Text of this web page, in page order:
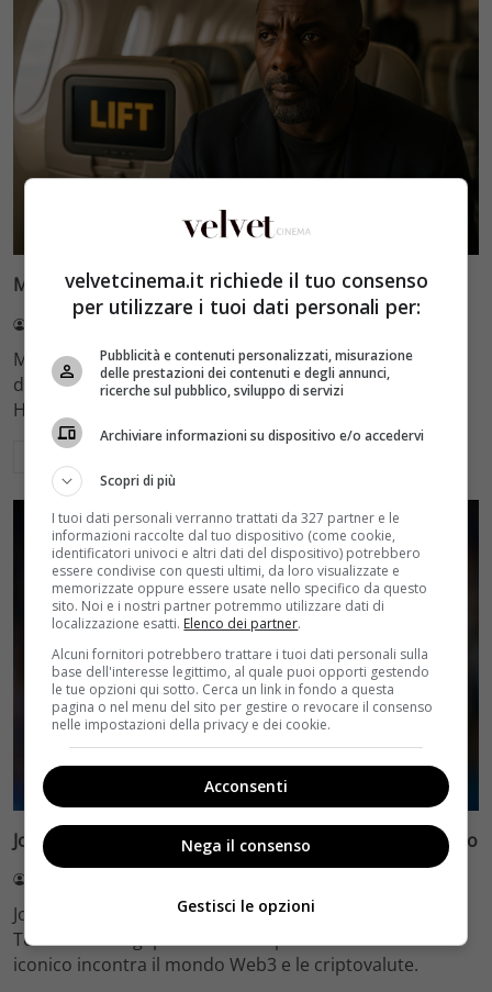
Martina Avogadri parla di Lift: l’intervista esclusiva
Redazione Velvet
Martina Avogadri parla del suo ruolo nel lift film Netflix
diretto da F. Gary Gray, accanto a Jean Reno e Kevin
Hart in questo heist movie.
Festival di Venezia
John Terry: la leggenda del Chelsea torna in primo piano
John Terry, leggenda del Chelsea, ospite speciale al
Token2049 Singapore 2025. Scopri come il difensore
iconico incontra il mondo Web3 e le criptovalute.
velvetcinema.it richiede il tuo consenso
per utilizzare i tuoi dati personali per:
Pubblicità e contenuti personalizzati, misurazione
delle prestazioni dei contenuti e degli annunci,
ricerche sul pubblico, sviluppo di servizi
Archiviare informazioni su dispositivo e/o accedervi
Scopri di più
I tuoi dati personali verranno trattati da 327 partner e le
informazioni raccolte dal tuo dispositivo (come cookie,
identificatori univoci e altri dati del dispositivo) potrebbero
essere condivise con questi ultimi, da loro visualizzate e
memorizzate oppure essere usate nello specifico da questo
sito. Noi e i nostri partner potremmo utilizzare dati di
localizzazione esatti. Elenco dei partner.
Alcuni fornitori potrebbero trattare i tuoi dati personali sulla
base dell'interesse legittimo, al quale puoi opporti gestendo
le tue opzioni qui sotto. Cerca un link in fondo a questa
pagina o nel menu del sito per gestire o revocare il consenso
nelle impostazioni della privacy e dei cookie.
Acconsenti
Nega il consenso
Gestisci le opzioni